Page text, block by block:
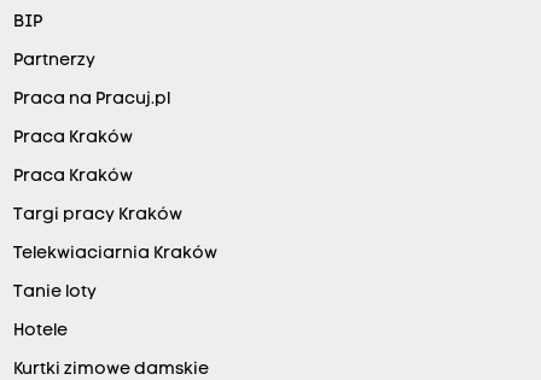
BIP
Partnerzy
Praca na Pracuj.pl
Praca Kraków
Praca Kraków
Targi pracy Kraków
Telekwiaciarnia Kraków
Tanie loty
Hotele
Kurtki zimowe damskie